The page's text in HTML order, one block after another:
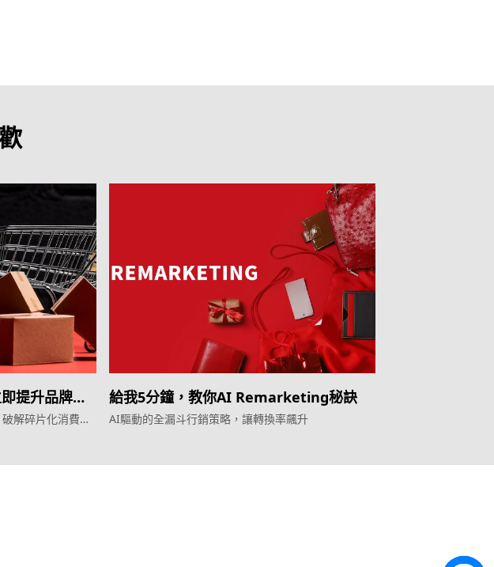
提升品牌轉
解碎片化消費者
給我5分鐘，教你AI Remarketing秘訣
AI驅動的全漏斗行銷策略，讓轉換率飆升